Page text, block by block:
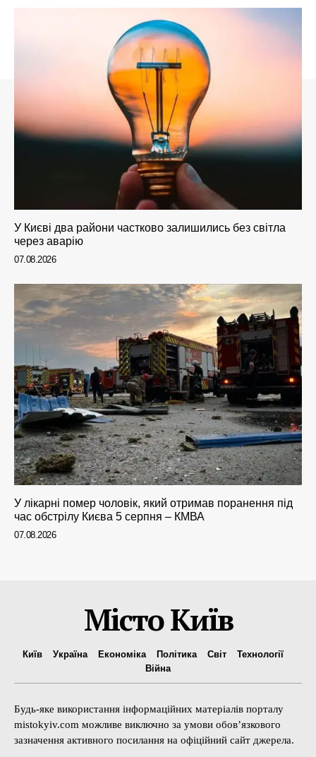
У Києві два райони частково залишились без світла
через аварію
07.08.2026
У лікарні помер чоловік, який отримав поранення під
час обстрілу Києва 5 серпня – КМВА
07.08.2026
Місто Київ
Київ Україна Економіка Політика Світ
Технології
Війна
Будь-яке використання інформаційних матеріалів порталу
mistokyiv.com можливе виключно за умови обов’язкового
зазначення активного посилання на офіційний сайт джерела.